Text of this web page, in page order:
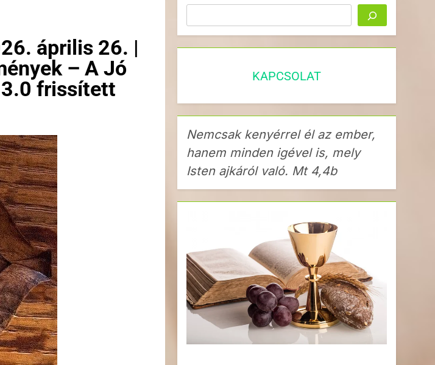
április 26. |
– A Jó
3.0 frissített
KAPCSOLAT
Nemcsak kenyérrel él az ember,
hanem minden igével is, mely
Isten ajkáról való. Mt 4,4b